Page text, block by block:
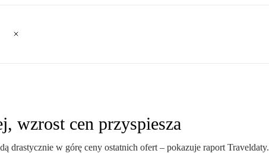
wzrost cen przyspiesza
drastycznie w górę ceny ostatnich ofert – pokazuje raport Traveldaty.